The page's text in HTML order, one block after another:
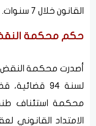
القانون خلال 7 سنوات.
حكم محكمة النقض
لسنة 94
محكمة استئناف
الامتداد القانوني